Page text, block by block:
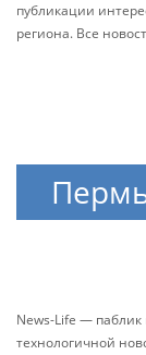
публикации
региона. Все
News-Life —
технологичной